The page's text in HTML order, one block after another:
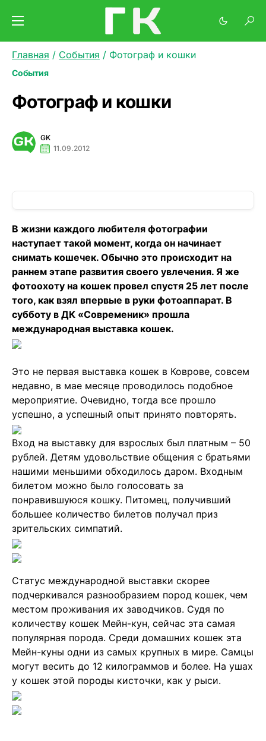
Главная / События / Фотограф и кошки
События
Фотограф и кошки
GK
11.09.2012
В жизни каждого любителя фотографии
наступает такой момент, когда он начинает
снимать кошечек. Обычно это происходит на
раннем этапе развития своего увлечения. Я же
фотоохоту на кошек провел спустя 25 лет после
того, как взял впервые в руки фотоаппарат. В
субботу в ДК «Современик» прошла
международная выставка кошек.
Это не первая выставка кошек в Коврове, совсем
недавно, в мае месяце проводилось подобное
мероприятие. Очевидно, тогда все прошло
успешно, а успешный опыт принято повторять.
Вход на выставку для взрослых был платным – 50
рублей. Детям удовольствие общения с братьями
нашими меньшими обходилось даром. Входным
билетом можно было голосовать за
понравившуюся кошку. Питомец, получивший
большее количество билетов получал приз
зрительских симпатий.
Статус международной выставки скорее
подчеркивался разнообразием пород кошек, чем
местом проживания их заводчиков. Судя по
количеству кошек Мейн-кун, сейчас эта самая
популярная порода. Среди домашних кошек эта
Мейн-куны одни из самых крупных в мире. Самцы
могут весить до 12 килограммов и более. На ушах
у кошек этой породы кисточки, как у рыси.